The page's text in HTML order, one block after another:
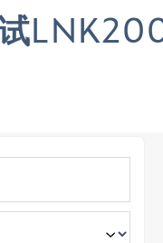
for our Monthly Demos!
>>